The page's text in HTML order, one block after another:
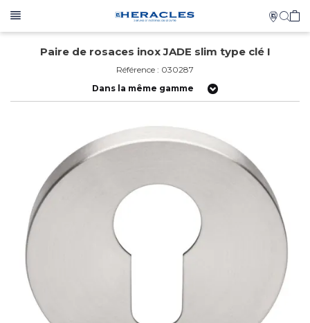
Paire de rosaces inox JADE slim type clé I
Référence : 030287
Dans la même gamme